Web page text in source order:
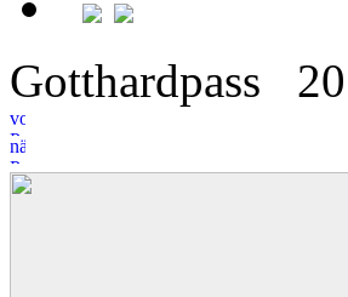
Gotthardpass 20